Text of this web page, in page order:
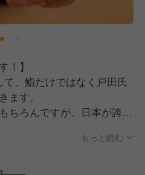
組むことが信頼・信用でき
！】
、鮨だけではなく戸田氏
ます。
ちろんですが、日本が誇る
もっと読む